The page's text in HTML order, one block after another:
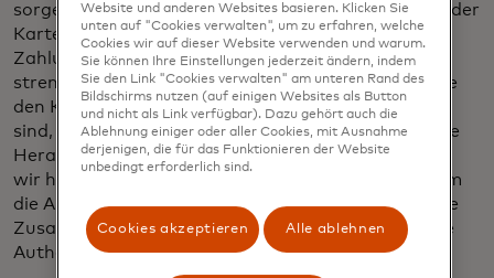
sorgen beispielsweise für eine sichere Speicherung der
Kartendaten und halten alle Vorschriften zur
Zahlungsauthentifizierung ein. In Europa gelten
strenge Regeln für die Kundenauthentifizierung, die
den Kunden schützen, aber nicht darauf ausgelegt
sind, das Kundenerlebnis zu verbessern. Das war die
Herausforderung, die wir bewältigen mussten, und
wir haben mit Mastercard zusammengearbeitet, um
die Authentifizierung zu vereinfachen. Durch unsere
Zusammenarbeit können wir nun eine biometrische
Authentifizierung im Auto anbieten.
Website und anderen Websites basieren. Klicken Sie
unten auf "Cookies verwalten", um zu erfahren, welche
Cookies wir auf dieser Website verwenden und warum.
Sie können Ihre Einstellungen jederzeit ändern, indem
Sie den Link "Cookies verwalten" am unteren Rand des
Bildschirms nutzen (auf einigen Websites als Button
und nicht als Link verfügbar). Dazu gehört auch die
Ablehnung einiger oder aller Cookies, mit Ausnahme
derjenigen, die für das Funktionieren der Website
unbedingt erforderlich sind.
Cookies akzeptieren Alle ablehnen